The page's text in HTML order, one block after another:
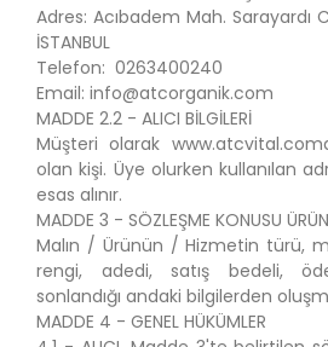
Adres: Acıbadem Mah. Sarayardı
İSTANBUL
Telefon: 0263400240
Email: info@atcorganik.com
MADDE 2.2 - ALICI BİLGİLERİ
Müşteri olarak
olan kişi. Üye olurken kullanılan
esas alınır.
MADDE 3 - SÖZLEŞME KONUSU ÜRÜN
Malın / Ürünün / Hizmetin türü,
rengi, adedi, satış bedeli,
sonlandığı andaki bilgilerden
MADDE 4 - GENEL HÜKÜMLER